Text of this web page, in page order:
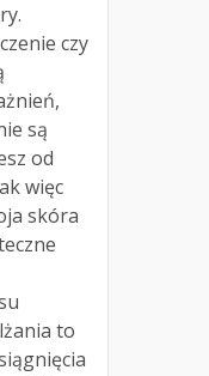
czy
są
od
więc
skóra
to